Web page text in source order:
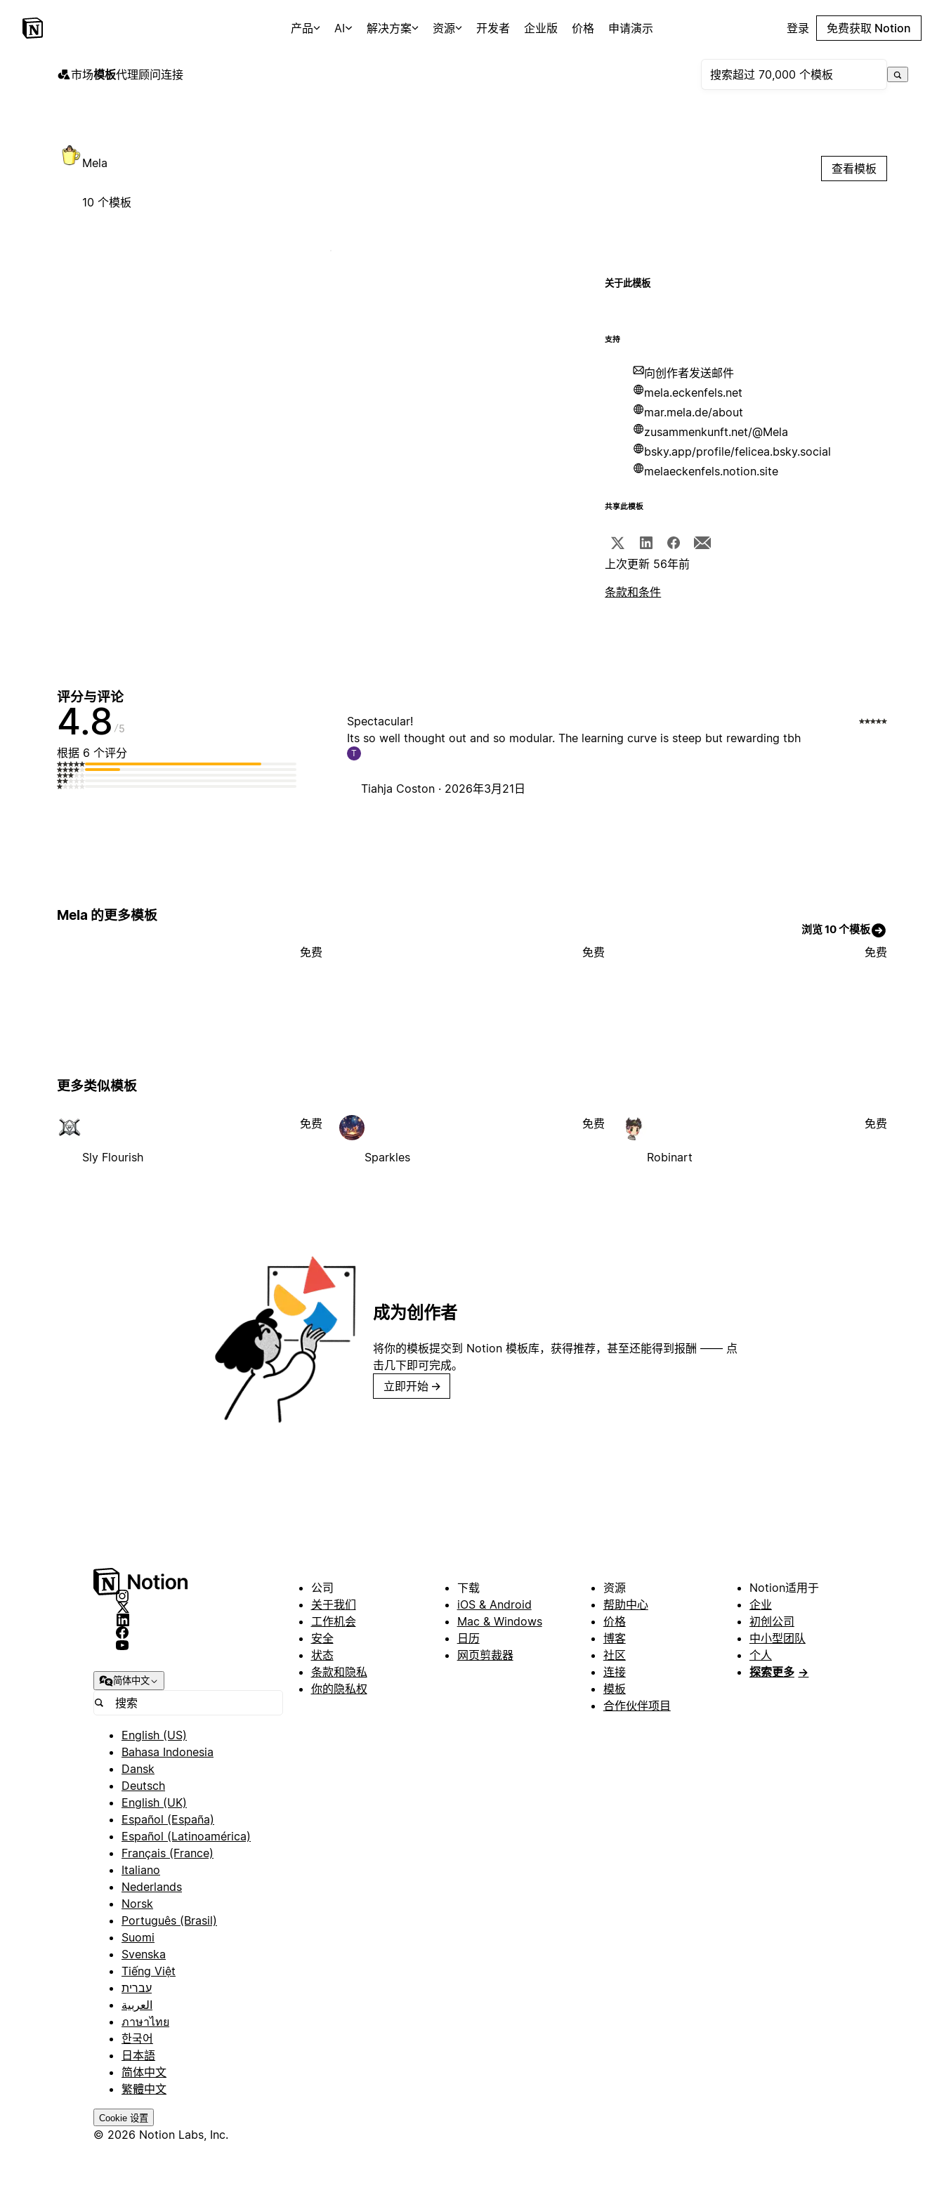
产品 AI 解决方案 资源 开发者 企业版 价格 申请演示 登录 免费获取 Notion
市场模板代理顾问连接
Mela
10 个模板
查看模板
关于此模板
支持
向创作者发送邮件
mela.eckenfels.net
mar.mela.de/about
zusammenkunft.net/@Mela
bsky.app/profile/felicea.bsky.social
melaeckenfels.notion.site
共享此模板
上次更新 56年前
条款和条件
评分与评论
4.8 5
根据 6 个评分
Spectacular!
Its so well thought out and so modular. The learning curve is steep but rewarding tbh
T
Tiahja Coston · 2026年3月21日
Mela 的更多模板
浏览 10 个模板
免费 免费 免费
更多类似模板
Sly Flourish
免费
Sparkles
免费
Robinart
免费
成为创作者
将你的模板提交到 Notion 模板库，获得推荐，甚至还能得到报酬 —— 点
击几下即可完成。
立即开始 →
简体中文
English (US)
Bahasa Indonesia
Dansk
Deutsch
English (UK)
Español (España)
Español (Latinoamérica)
Français (France)
Italiano
Nederlands
Norsk
Português (Brasil)
Suomi
Svenska
Tiếng Việt
עברית
العربية
ภาษาไทย
한국어
日本語
简体中文
繁體中文
Cookie 设置
© 2026 Notion Labs, Inc.
公司
关于我们
工作机会
安全
状态
条款和隐私
你的隐私权
下载
iOS & Android
Mac & Windows
日历
网页剪裁器
资源
帮助中心
价格
博客
社区
连接
模板
合作伙伴项目
Notion适用于
企业
初创公司
中小型团队
个人
探索更多 →